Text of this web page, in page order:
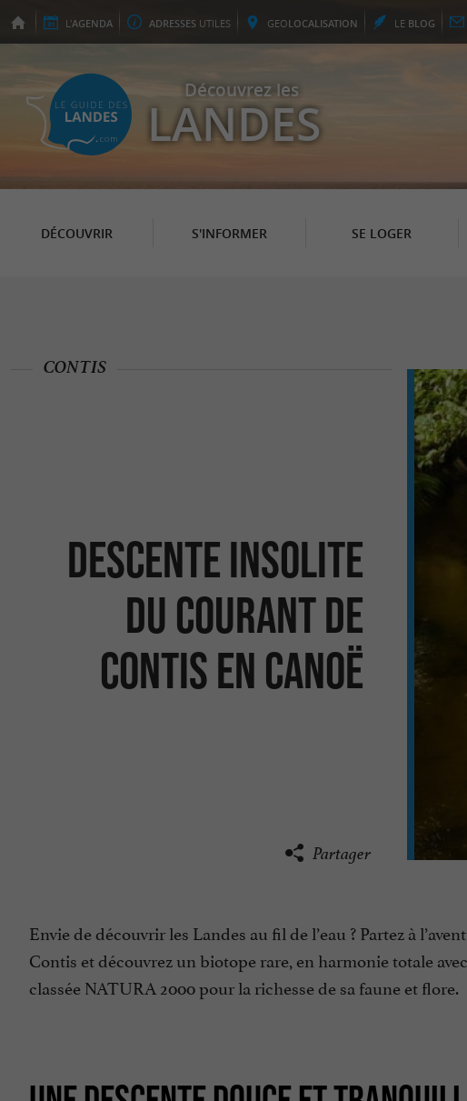
L'AGENDA ADRESSES UTILES GEOLOCALISATION LE BLOG
Découvrez les
LANDES
DÉCOUVRIR S'INFORMER SE LOGER
Descente insolite
du Courant de
Contis en Canoë
CONTIS
Partager
Envie de découvrir les Landes au fil de l’eau ? Partez à
Contis et découvrez un biotope rare, en harmonie totale
classée NATURA 2000 pour la richesse de sa faune et flore.